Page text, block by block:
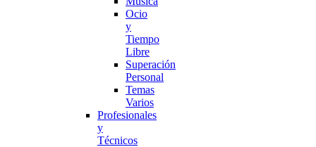
Ocio
y
Tiempo
Libre
Superación
Personal
Temas
Varios
Profesionales
y
Técnicos